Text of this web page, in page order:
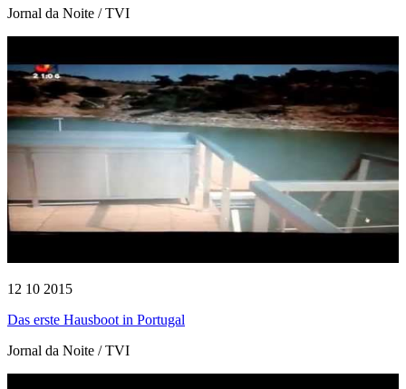
Jornal da Noite / TVI
12 10 2015
Das erste Hausboot in Portugal
Jornal da Noite / TVI